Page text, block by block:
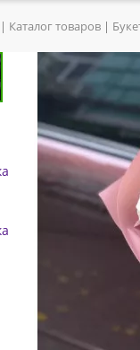
Каталог товаров